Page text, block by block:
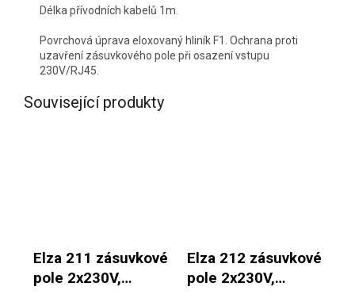
Délka přívodních kabelů 1m.
Povrchová úprava eloxovaný hliník F1. Ochrana proti
uzavření zásuvkového pole při osazení vstupu
230V/RJ45.
Související produkty
Elza 211 zásuvkové
pole 2x230V,
Elza 212 zásuvkové
pole 2x230V,